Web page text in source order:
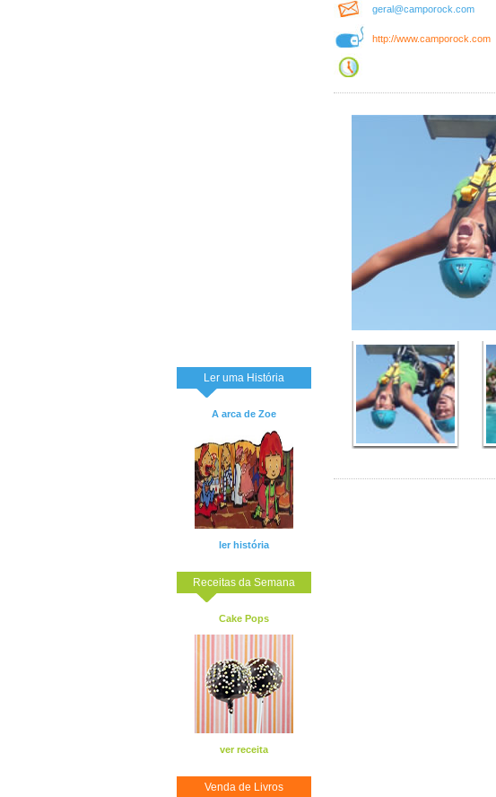
Ler uma História
A arca de Zoe
ler história
Receitas da Semana
Cake Pops
ver receita
Venda de Livros
geral@camporock.com
http://www.camporock.com